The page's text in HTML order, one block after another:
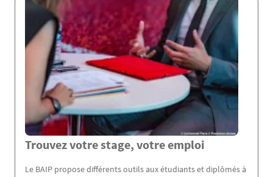
Trouvez votre stage, votre emploi
Le BAIP propose différents outils aux étudiants et diplômés à